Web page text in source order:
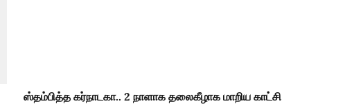
ஸ்தம்பித்த கர்நாடகா.. 2 நாளாக தலைகீழாக மாறிய காட்சி